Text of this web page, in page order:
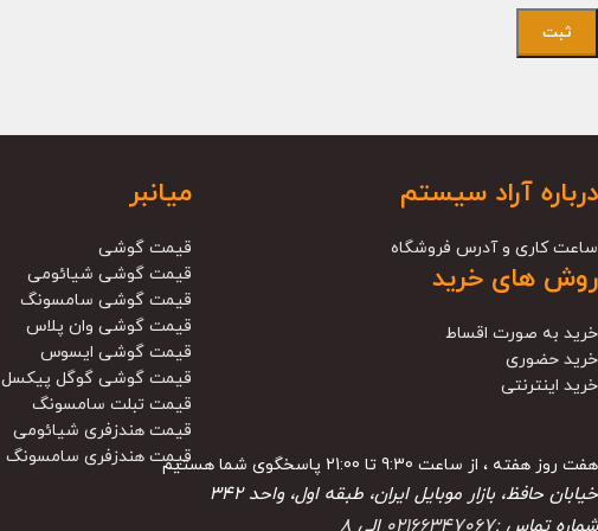
میانبر
قیمت گوشی
قیمت گوشی شیائومی
قیمت گوشی سامسونگ
قیمت گوشی وان پلاس
قیمت گوشی ایسوس
قیمت گوشی گوگل پیکسل
قیمت تبلت سامسونگ
قیمت هندزفری شیائومی
قیمت هندزفری سامسونگ
درباره آراد سیستم
ساعت کاری و آدرس فروشگاه
روش های خرید
خرید به صورت اقساط
خرید حضوری
خرید اینترنتی
هفت روز هفته ، از ساعت 9:30 تا 21:00 پاسخگوی شما هستیم
خیابان حافظ، بازار موبایل ایران، طبقه اول، واحد ۳۴۲
شماره تماس :02166347067 الی 8